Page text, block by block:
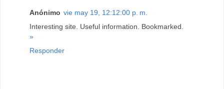
Anónimo vie may 19, 12:12:00 p. m.
Interesting site. Useful information. Bookmarked.
»
Responder